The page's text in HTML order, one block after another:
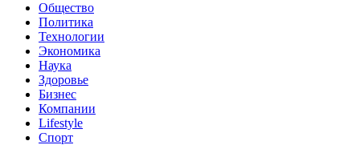
Общество
Политика
Технологии
Экономика
Наука
Здоровье
Бизнес
Компании
Lifestyle
Спорт